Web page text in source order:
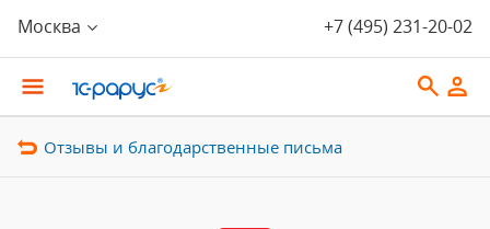
Москва +7 (495) 231-20-02
Отзывы и благодарственные письма